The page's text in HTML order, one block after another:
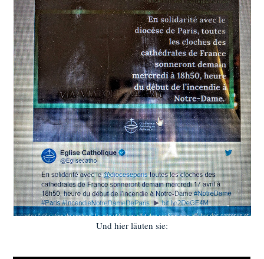
Und hier läuten sie: